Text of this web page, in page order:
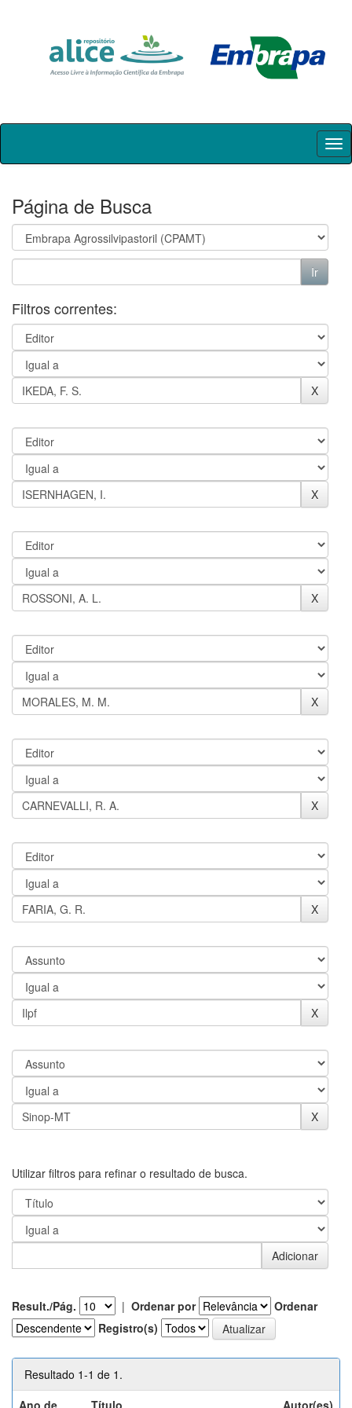
Skip
Página de Busca
Filtros correntes:
Utilizar filtros para refinar o resultado de busca.
Result./Pág. | Ordenar por
Ordenar
Registro(s)
Resultado 1-1 de 1.
Ano de
Título Autor(es)